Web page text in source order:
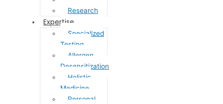
Research
Expertise
Specialized
Testing
Allergen
Desensitization
Holistic
Medicine
Personal